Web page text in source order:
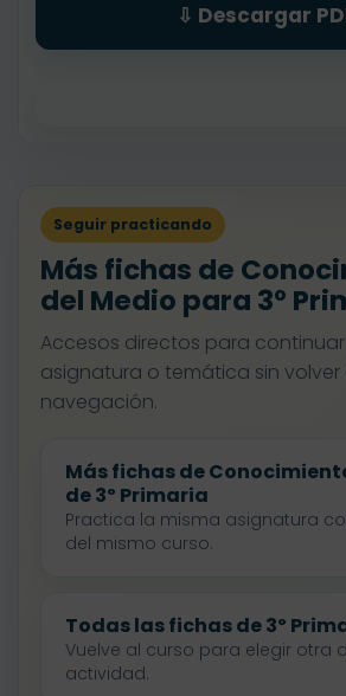
⇩ Descargar
Seguir practicando
Más fichas de
del Medio para 3º
Accesos directos para
asignatura o temática sin volver
navegación.
Más fichas de
de 3º Primaria
Practica la misma asignatura
del mismo curso.
Todas las fichas de 3º
Vuelve al curso para elegir otra
actividad.